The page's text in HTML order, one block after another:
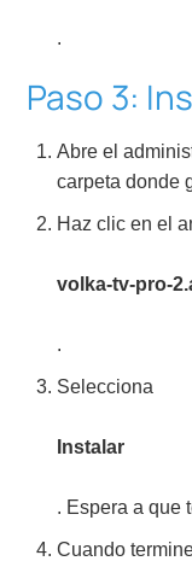
.
Paso 3:
Abre el
carpeta donde
Haz clic en el
volka-tv-pro-
.
Selecciona
Instalar
. Espera a que
Cuando